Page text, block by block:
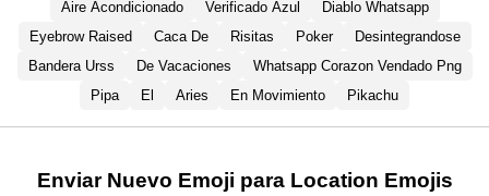
Aire Acondicionado
Verificado Azul
Diablo Whatsapp
Eyebrow Raised
Caca De Risitas Poker
Desintegrandose
Bandera Urss
De Vacaciones
Whatsapp Corazon Vendado Png
Pipa
El Aries En Movimiento Pikachu
Enviar Nuevo Emoji para Location Emojis